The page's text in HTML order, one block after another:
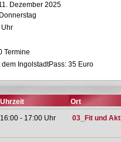
Dezember 2025
Uhr
Termine
dem IngolstadtPass: 35 Euro
Uhrzeit
Ort
16:00 - 17:00 Uhr 03_Fit und